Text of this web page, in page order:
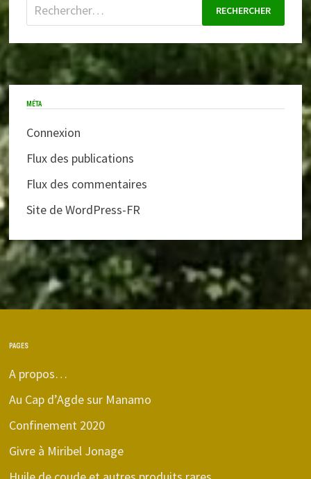
MÉTA
Connexion
Flux des publications
Flux des commentaires
Site de WordPress-FR
PAGES
A propos…
Au Cap d’Agde sur Manamo
Confinement 2020
Givre à Miribel Jonage